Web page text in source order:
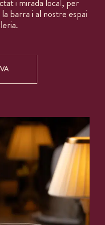
i mirada local, per
barra i al nostre espai